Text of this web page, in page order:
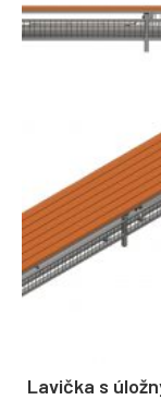
Lavička s